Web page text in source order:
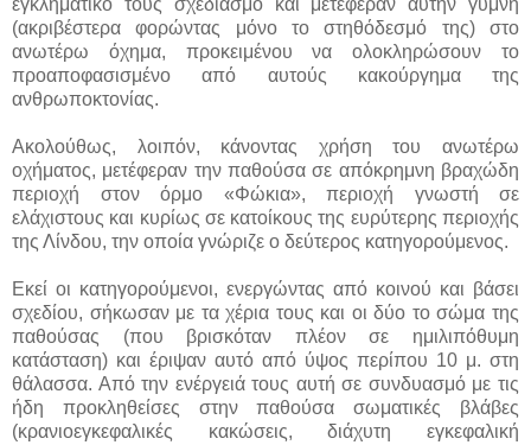
(ακριβέστερα φορώντας μόνο το στηθόδεσμό της) στο
ανωτέρω όχημα, προκειμένου να ολοκληρώσουν το
προαποφασισμένο από αυτούς κακούργημα της
ανθρωποκτονίας.
Ακολούθως, λοιπόν, κάνοντας χρήση του ανωτέρω
οχήματος, μετέφεραν την παθούσα σε απόκρημνη βραχώδη
περιοχή στον όρμο «Φώκια», περιοχή γνωστή σε
ελάχιστους και κυρίως σε κατοίκους της ευρύτερης περιοχής
της Λίνδου, την οποία γνώριζε ο δεύτερος κατηγορούμενος.
Εκεί οι κατηγορούμενοι, ενεργώντας από κοινού και βάσει
σχεδίου, σήκωσαν με τα χέρια τους και οι δύο το σώμα της
παθούσας (που βρισκόταν πλέον σε ημιλιπόθυμη
κατάσταση) και έριψαν αυτό από ύψος περίπου 10 μ. στη
θάλασσα. Από την ενέργειά τους αυτή σε συνδυασμό με τις
ήδη προκληθείσες στην παθούσα σωματικές βλάβες
(κρανιοεγκεφαλικές κακώσεις, διάχυτη εγκεφαλική